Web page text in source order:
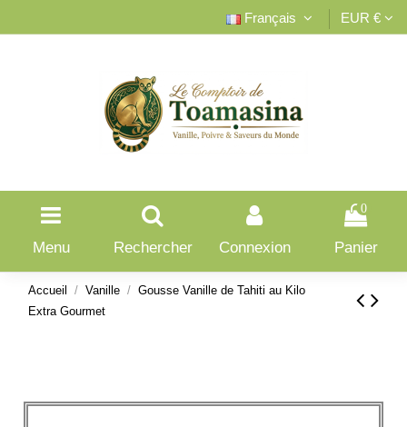
Français EUR €
Menu Rechercher Connexion
0
Panier
Accueil Vanille
Gousse Vanille de Tahiti au Kilo
Extra Gourmet